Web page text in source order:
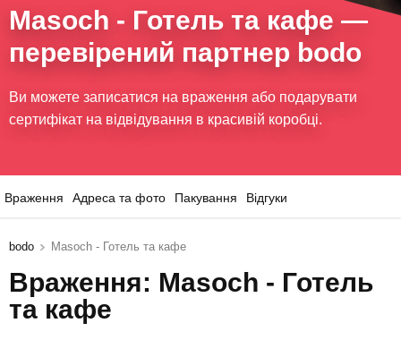
Masoch - Готель та кафе —
перевірений партнер bodo
Ви можете записатися на враження або подарувати
сертифікат на відвідування в красивій коробці.
Враження Адреса та фото Пакування Відгуки
bodo Masoch - Готель та кафе
Враження: Masoch - Готель
та кафе